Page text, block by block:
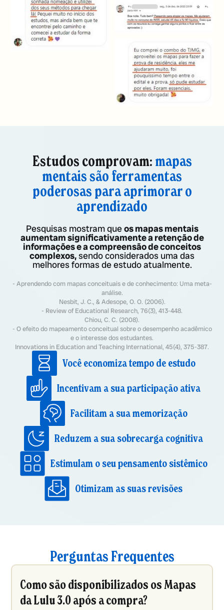
Estudos comprovam: mapas
mentais são ferramentas
poderosas para aprimorar o
aprendizado
Pesquisas mostram queos mapas mentais
aumentam significativamente a retenção de
informações e a compreensão de conceitos
complexos,sendo considerados uma das
melhores formas de estudo atualmente.
- Aprendendo com mapas conceituais e de conhecimento: Uma meta-
análise.
Nesbit, J. C., & Adesope, O. O. (2006).
- Review of Educational Research, 76(3), 413-448.
Chiou, C. C. (2008).
- O efeito do mapeamento conceitual sobre o desempenho acadêmico
e o interesse dos estudantes.
Innovations in Education and Teaching International, 45(4), 375-387.
Você economiza tempo de estudo
Incentivam a sua participação ativa
Facilitam a sua memorização
Reduzem a sua sobrecarga cognitiva
Estimulam o seu pensamento sistêmico
Otimizam as suas revisões
Perguntas Frequentes
Como são disponibilizados os Mapas
da Lulu 3.0 após a compra?